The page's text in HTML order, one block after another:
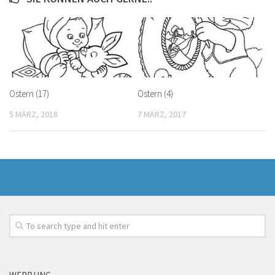
Ostern (17)
5 MÄRZ, 2018
Ostern (4)
7 MÄRZ, 2017